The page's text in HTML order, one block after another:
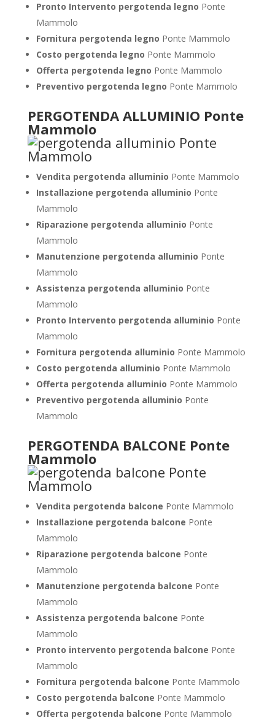
Pronto Intervento pergotenda legno Ponte
Mammolo
Fornitura pergotenda legno Ponte Mammolo
Costo pergotenda legno Ponte Mammolo
Offerta pergotenda legno Ponte Mammolo
Preventivo pergotenda legno Ponte Mammolo
PERGOTENDA ALLUMINIO Ponte
Mammolo
Vendita pergotenda alluminio Ponte Mammolo
Installazione pergotenda alluminio Ponte
Mammolo
Riparazione pergotenda alluminio Ponte
Mammolo
Manutenzione pergotenda alluminio Ponte
Mammolo
Assistenza pergotenda alluminio Ponte
Mammolo
Pronto Intervento pergotenda alluminio Ponte
Mammolo
Fornitura pergotenda alluminio Ponte Mammolo
Costo pergotenda alluminio Ponte Mammolo
Offerta pergotenda alluminio Ponte Mammolo
Preventivo pergotenda alluminio Ponte
Mammolo
PERGOTENDA BALCONE Ponte
Mammolo
Vendita pergotenda balcone Ponte Mammolo
Installazione pergotenda balcone Ponte
Mammolo
Riparazione pergotenda balcone Ponte
Mammolo
Manutenzione pergotenda balcone Ponte
Mammolo
Assistenza pergotenda balcone Ponte
Mammolo
Pronto intervento pergotenda balcone Ponte
Mammolo
Fornitura pergotenda balcone Ponte Mammolo
Costo pergotenda balcone Ponte Mammolo
Offerta pergotenda balcone Ponte Mammolo